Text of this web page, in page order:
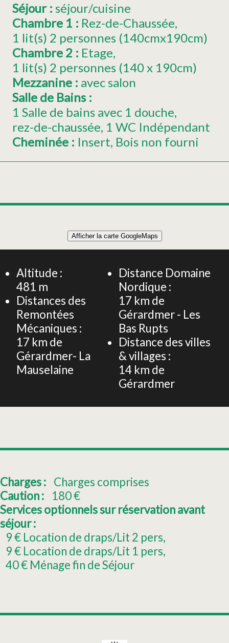
Séjour : séjour/cuisine
Chambre 1 : Rez-de-Chaussée
1 lit(s) 2 personnes (140cmx190cm)
Chambre 2 : Etage
1 lit(s) 2 personnes (140 x 190cm)
Mezzanine : avec salon
Salle de Bains :
1 Salle de bains avec 1 douche
rez-de-chaussée 1 WC Indépendant
Cheminée : Insert Bois non fourni
CHALET 55 m² 4 PERSONNES
Afficher la carte GoogleMaps
Altitude :
481 m
Distances des
Remontées
Mécaniques :
17 km de
Gérardmer- La
Mauselaine
Distance Domaine
Nordique :
17 km de
Gérardmer - Les
Bas Rupts
Distance des villes
& villages :
14 km de
Gérardmer
Charges : Charges comprises
Caution :
180€
Services optionnels sur réservation avant
séjour :
9€ Location de draps/Lit 2 pers
9€ Location de draps/Lit 1 pers
40€ Ménage fin de Séjour